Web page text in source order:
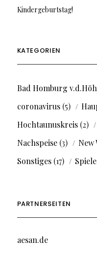
Kindergeburtstag!
KATEGORIEN
Bad Homburg
coronavirus(5)
Hochtaunuskreis(2)
Nachspeise(3) New
Sonstiges(17) Spiele
PARTNERSEITEN
aesan.de